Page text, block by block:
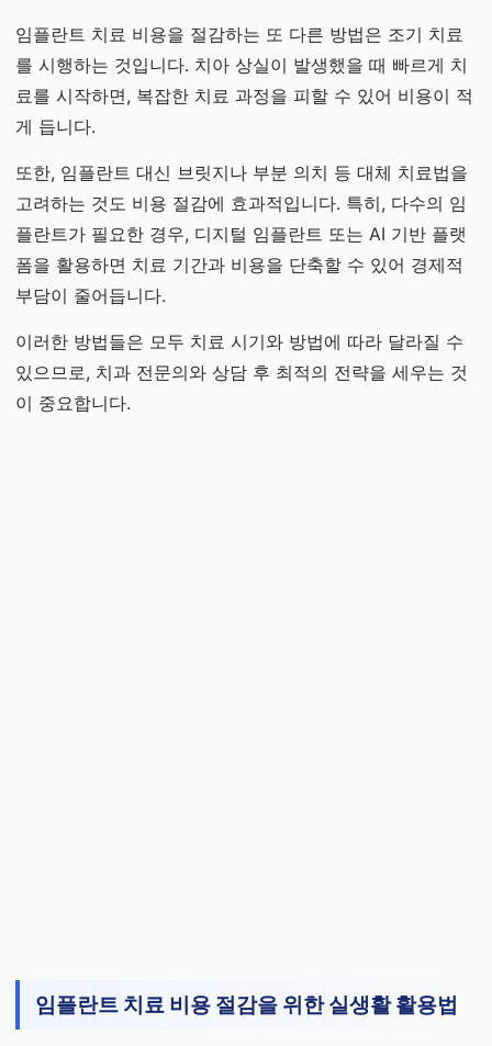
임플란트 치료 비용을 절감하는 또 다른 방법은 조기 치료
를 시행하는 것입니다. 치아 상실이 발생했을 때 빠르게 치
료를 시작하면, 복잡한 치료 과정을 피할 수 있어 비용이 적
게 듭니다.
또한, 임플란트 대신 브릿지나 부분 의치 등 대체 치료법을
고려하는 것도 비용 절감에 효과적입니다. 특히, 다수의 임
플란트가 필요한 경우, 디지털 임플란트 또는 AI 기반 플랫
폼을 활용하면 치료 기간과 비용을 단축할 수 있어 경제적
부담이 줄어듭니다.
이러한 방법들은 모두 치료 시기와 방법에 따라 달라질 수
있으므로, 치과 전문의와 상담 후 최적의 전략을 세우는 것
이 중요합니다.
임플란트 치료 비용 절감을 위한 실생활 활용법